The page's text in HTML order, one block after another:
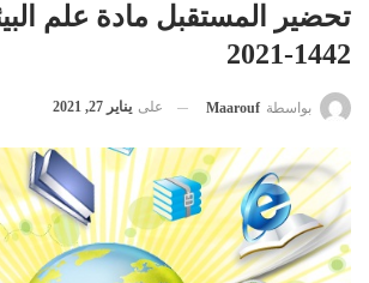
تحضير المستقبل مادة علم
1442-2021
بواسطة Maarouf على يناير 27, 2021